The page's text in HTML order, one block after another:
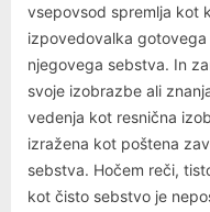
vsepovsod spremlja kot
izpovedovalka
njegovega sebstva. In
svoje izobrazbe ali
vedenja kot resnična
izražena kot poštena
sebstva. Hočem reči,
kot čisto sebstvo je